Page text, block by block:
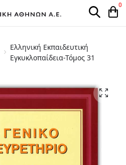
0
Ελληνική Εκπαιδευτική
Εγκυκλοπαίδεια-Τόμος 31